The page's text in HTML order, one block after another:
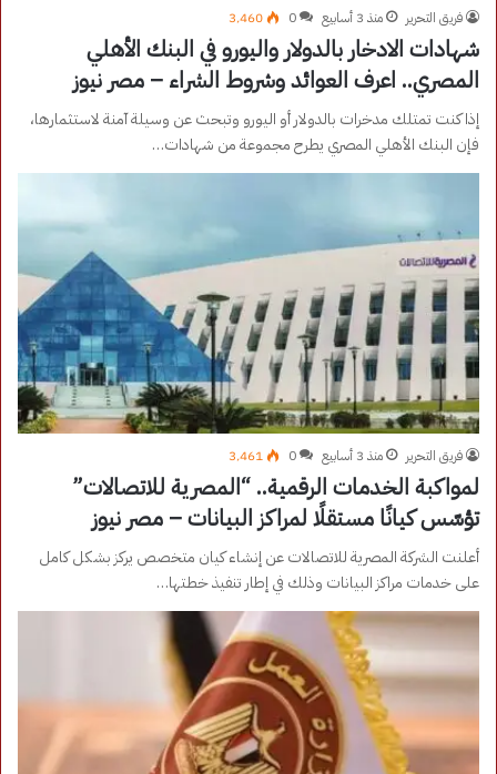
فريق التحرير منذ 3 أسابيع 0 3٬460
شهادات الادخار بالدولار واليورو في البنك الأهلي
المصري.. اعرف العوائد وشروط الشراء – مصر نيوز
إذا كنت تمتلك مدخرات بالدولار أو اليورو وتبحث عن وسيلة آمنة لاستثمارها،
فإن البنك الأهلي المصري يطرح مجموعة من شهادات…
فريق التحرير منذ 3 أسابيع 0 3٬461
لمواكبة الخدمات الرقمية.. “المصرية للاتصالات”
تؤسّس كيانًا مستقلًا لمراكز البيانات – مصر نيوز
أعلنت الشركة المصرية للاتصالات عن إنشاء كيان متخصص يركز بشكل كامل
على خدمات مراكز البيانات وذلك في إطار تنفيذ خطتها…